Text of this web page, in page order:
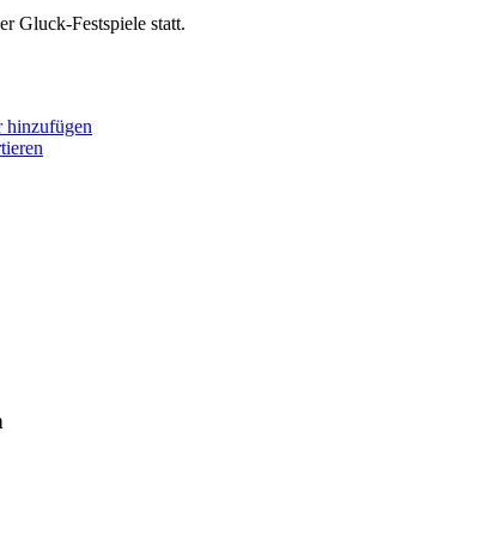
Gluck-Festspiele statt.
hinzufügen